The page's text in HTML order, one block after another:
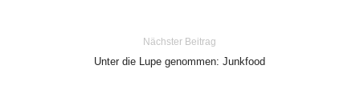
Nächster Beitrag
Unter die Lupe genommen: Junkfood